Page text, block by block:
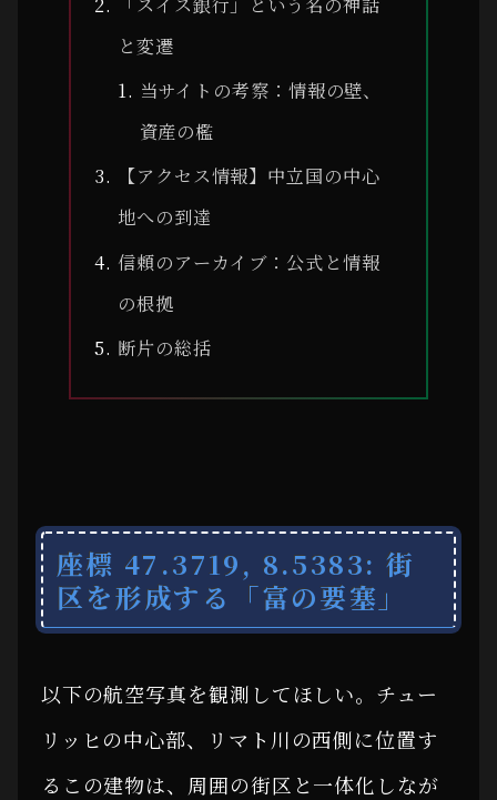
と変遷
当サイトの考察：情報の壁、
資産の檻
【アクセス情報】中立国の中心
地への到達
信頼のアーカイブ：公式と情報
の根拠
断片の総括
座標 47.3719, 8.5383: 街
区を形成する「富の要塞」
以下の航空写真を観測してほしい。チュー
リッヒの中心部、リマト川の西側に位置す
るこの建物は、周囲の街区と一体化しなが